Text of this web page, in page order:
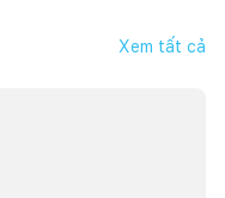
Xem tất cả